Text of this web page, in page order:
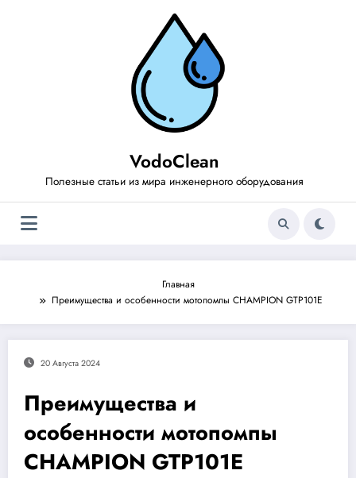
VodoClean
Полезные статьи из мира инженерного оборудования
Главная
Преимущества и особенности мотопомпы CHAMPION GTP101E
20 Августа 2024
Преимущества и
особенности мотопомпы
CHAMPION GTP101E